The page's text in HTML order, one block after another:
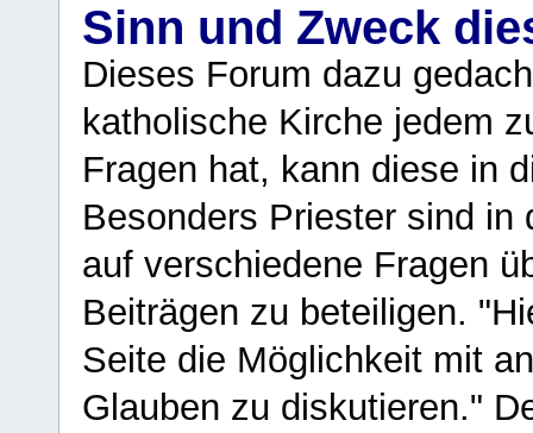
Sinn und Zweck
Dieses Forum dazu
katholische Kirche jedem
Fragen hat, kann diese in
Besonders Priester sind in
auf verschiedene Fragen
Beiträgen zu beteiligen.
Seite die Möglichkeit mit
Glauben zu diskutieren."